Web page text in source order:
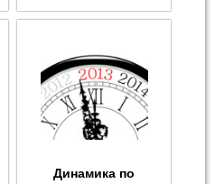
Динамика по